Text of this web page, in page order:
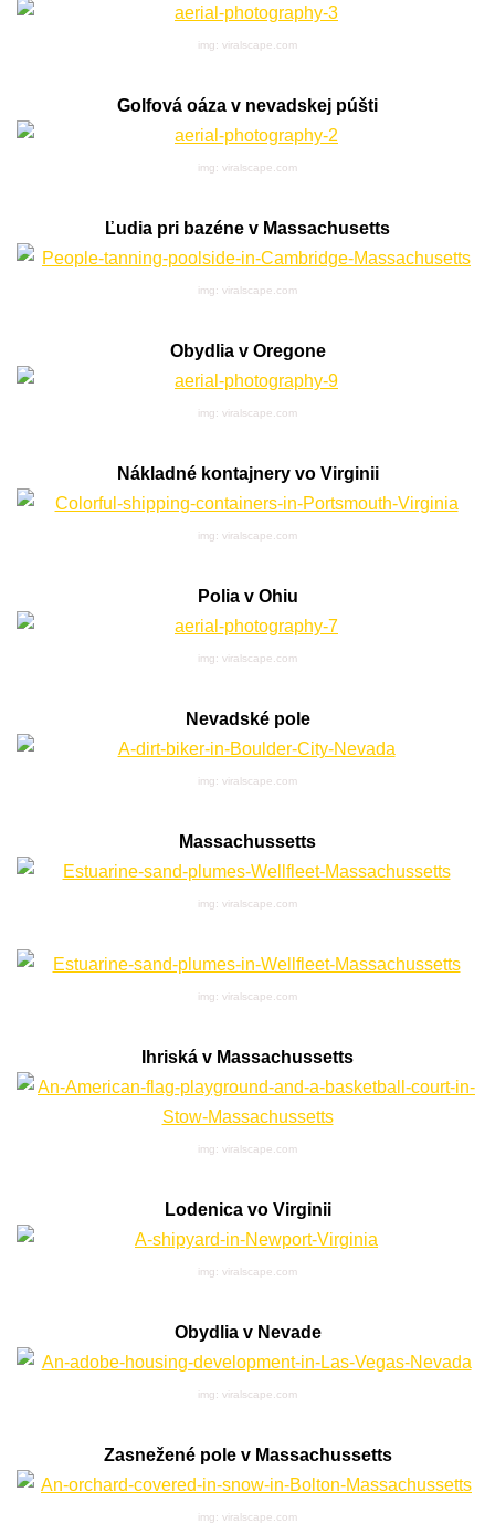
img: viralscape.com
Golfová oáza v nevadskej púšti
img: viralscape.com
Ľudia pri bazéne v Massachusetts
img: viralscape.com
Obydlia v Oregone
img: viralscape.com
Nákladné kontajnery vo Virginii
img: viralscape.com
Polia v Ohiu
img: viralscape.com
Nevadské pole
img: viralscape.com
Massachussetts
img: viralscape.com
img: viralscape.com
Ihriská v Massachussetts
img: viralscape.com
Lodenica vo Virginii
img: viralscape.com
Obydlia v Nevade
img: viralscape.com
Zasnežené pole v Massachussetts
img: viralscape.com